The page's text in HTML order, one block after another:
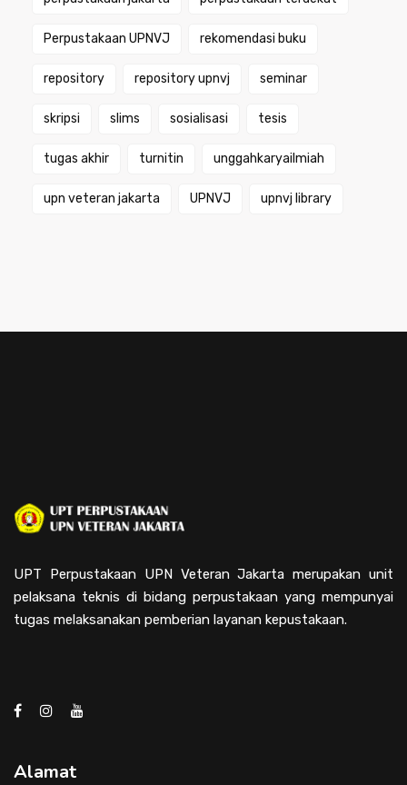
Perpustakaan UPNVJ rekomendasi buku
repository repository upnvj seminar
skripsi slims sosialisasi tesis
tugas akhir turnitin unggahkaryailmiah
upn veteran jakarta UPNVJ upnvj library
UPT Perpustakaan UPN Veteran Jakarta merupakan unit
pelaksana teknis di bidang perpustakaan yang mempunyai
tugas melaksanakan pemberian layanan kepustakaan.
Alamat